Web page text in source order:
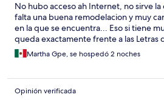
No hubo acceso ah Internet, no sirve la
falta una buena remodelacion y muy
en la que se encuentra... Eso si tiene
queda exactamente frente a las Letras
Martha Gpe, se hospedó 2 noches
Opinión verificada